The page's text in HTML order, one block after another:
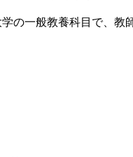
の一般教養科目で、教